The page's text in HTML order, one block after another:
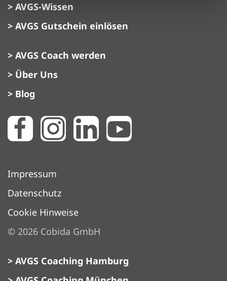
> AVGS-Wissen
> AVGS Gutschein einlösen
> AVGS Coach werden
> Über Uns
> Blog
Impressum
Datenschutz
Cookie Hinweise
© 2026 Cobida GmbH
> AVGS Coaching Hamburg